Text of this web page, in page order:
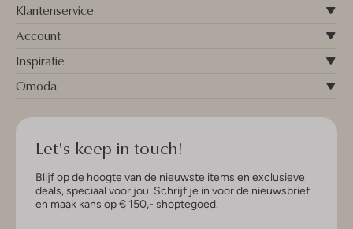
Klantenservice
Account
Inspiratie
Omoda
Let's keep in touch!
Blijf op de hoogte van de nieuwste items en exclusieve
deals, speciaal voor jou. Schrijf je in voor de nieuwsbrief
en maak kans op € 150,- shoptegoed.